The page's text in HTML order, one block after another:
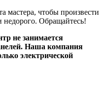
мастера, чтобы произвести
Обращайтесь!
не занимается
Наша компания
электрической